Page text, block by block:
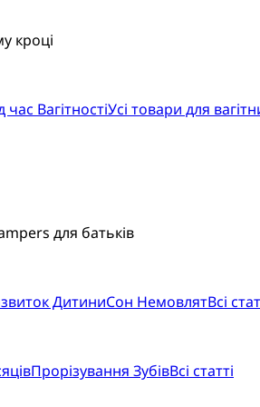
кроці
ВагітностіУсі товари для
для батьків
ДитиниСон НемовлятВсі
Прорізування ЗубівВсі статті